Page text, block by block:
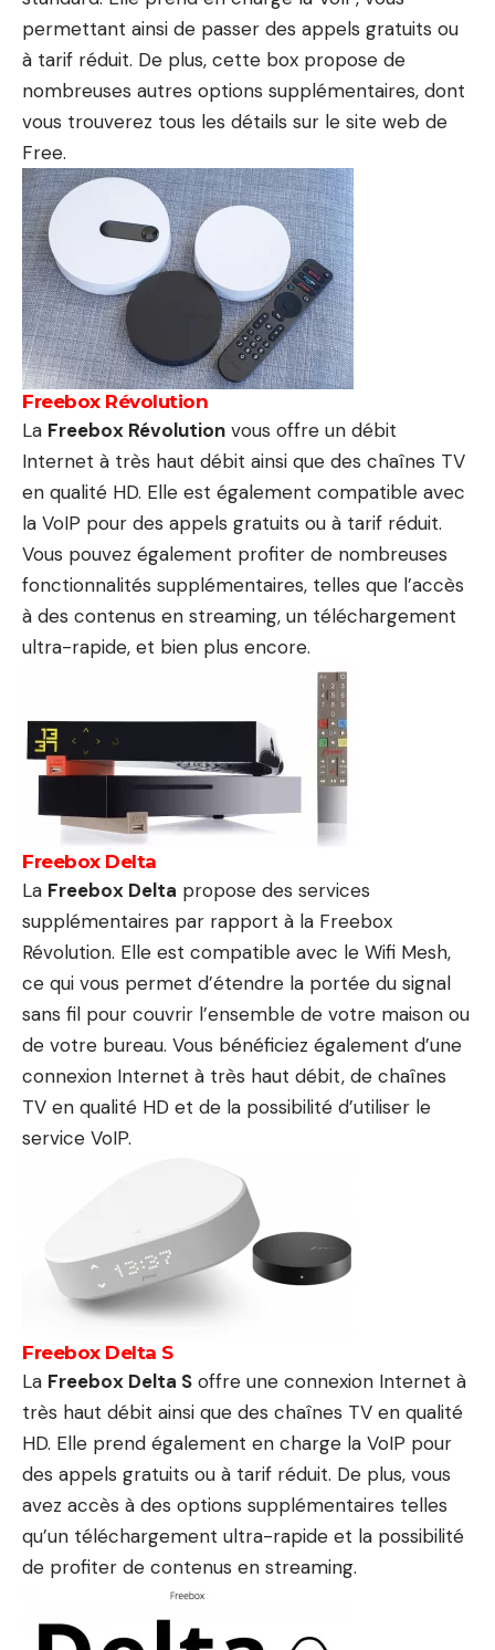
permettant ainsi de passer des appels gratuits ou
à tarif réduit. De plus, cette box propose de
nombreuses autres options supplémentaires, dont
vous trouverez tous les détails sur le site web de
Free.
Freebox Révolution
La Freebox Révolution vous offre un débit
Internet à très haut débit ainsi que des chaînes TV
en qualité HD. Elle est également compatible avec
la VoIP pour des appels gratuits ou à tarif réduit.
Vous pouvez également profiter de nombreuses
fonctionnalités supplémentaires, telles que l’accès
à des contenus en streaming, un téléchargement
ultra-rapide, et bien plus encore.
Freebox Delta
La Freebox Delta propose des services
supplémentaires par rapport à la Freebox
Révolution. Elle est compatible avec le Wifi Mesh,
ce qui vous permet d’étendre la portée du signal
sans fil pour couvrir l’ensemble de votre maison ou
de votre bureau. Vous bénéficiez également d’une
connexion Internet à très haut débit, de chaînes
TV en qualité HD et de la possibilité d’utiliser le
service VoIP.
Freebox Delta S
La Freebox Delta S offre une connexion Internet à
très haut débit ainsi que des chaînes TV en qualité
HD. Elle prend également en charge la VoIP pour
des appels gratuits ou à tarif réduit. De plus, vous
avez accès à des options supplémentaires telles
qu’un téléchargement ultra-rapide et la possibilité
de profiter de contenus en streaming.